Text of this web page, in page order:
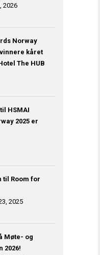
2026
Norway
kåret
The HUB
HSMAI
2025 er
til Room for
2025
Møte- og
2026!